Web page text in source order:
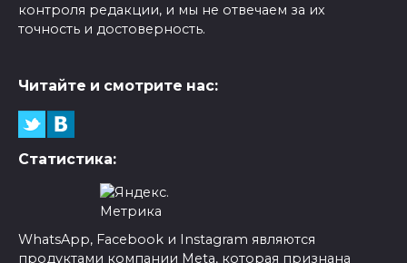
контроля редакции, и мы не отвечаем за их
точность и достоверность.
Читайте и смотрите нас:
Статистика:
WhatsApp, Facebook и Instagram являются
продуктами компании Meta, которая признана